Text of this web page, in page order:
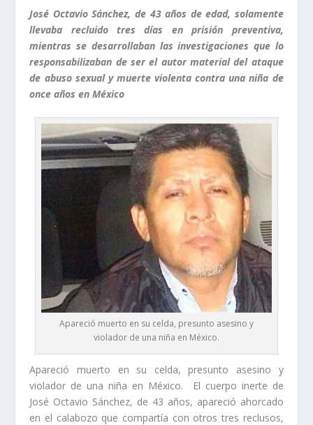
José Octavio Sánchez, de 43 años de edad, solamente
llevaba recluido tres días en prisión preventiva,
mientras se desarrollaban las investigaciones que lo
responsabilizaban de ser el autor material del ataque
de abuso sexual y muerte violenta contra una niña de
once años en México
Apareció muerto en su celda, presunto asesino y
violador de una niña en México.
Apareció muerto en su celda, presunto asesino y
violador de una niña en México. El cuerpo inerte de
José Octavio Sánchez, de 43 años, apareció ahorcado
en el calabozo que compartía con otros tres reclusos,